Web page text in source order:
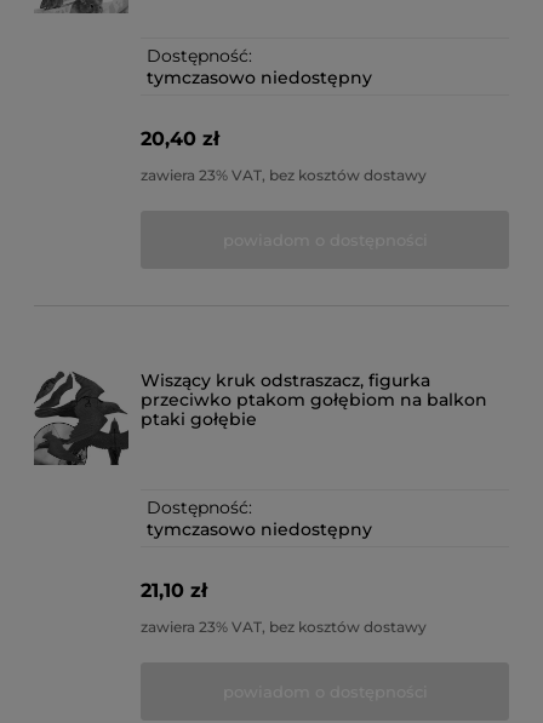
Dostępność:
tymczasowo niedostępny
20,40 zł
zawiera 23% VAT, bez kosztów dostawy
Wiszący kruk odstraszacz, figurka
przeciwko ptakom gołębiom na balkon
ptaki gołębie
Dostępność:
tymczasowo niedostępny
21,10 zł
zawiera 23% VAT, bez kosztów dostawy